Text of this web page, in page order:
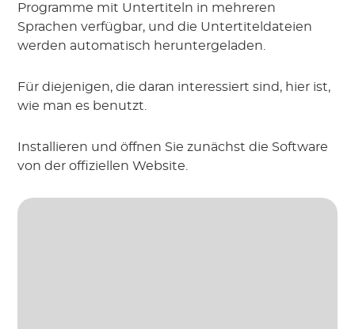
Programme mit Untertiteln in mehreren
Sprachen verfügbar, und die Untertiteldateien
werden automatisch heruntergeladen.
Für diejenigen, die daran interessiert sind, hier ist,
wie man es benutzt.
Installieren und öffnen Sie zunächst die Software
von der offiziellen Website.